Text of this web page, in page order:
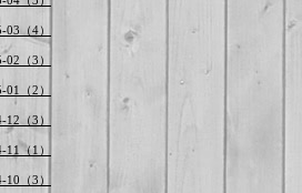
03（4）
02（3）
01（2）
12（3）
11（1）
10（3）